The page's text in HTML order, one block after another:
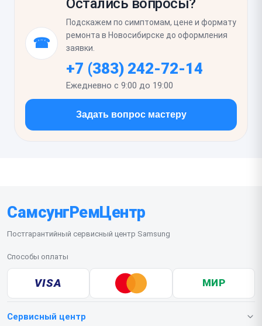
засветов или мерцания. Проверьте
автоматическую регулировку яркости, реакцию
датчика приближения при звонке и корректную
работу сканера отпечатка, если он встроен в
экран. Первое время стоит исключить сильное
нажатие на дисплей и проверить, что корпус
собран без щелей и люфтов.
☎
Подскажем по симптомам, цене и формату
ремонта в Новосибирске до оформления
заявки.
+7 (383) 242-72-14
Ежедневно с 9:00 до 19:00
Задать вопрос мастеру
СамсунгРемЦентр
Постгарантийный сервисный центр Samsung
Способы оплаты
VISA МИР
Сервисный центр